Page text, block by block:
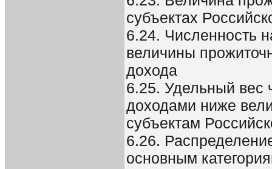
субъектах
6.24. Численность
величины
дохода
6.25. Удельный вес
доходами ниже
субъектам
6.26.
основным